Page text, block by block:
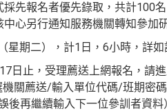
先報名者優先錄取， 共計100
心另行通知服務機關轉知參加
星期二），計1日，6小時，詳如
日止，受理薦送上網報名， 請
關薦送/輸入單位代碼/班期密
後再繼續輸入下一位參訓者資料